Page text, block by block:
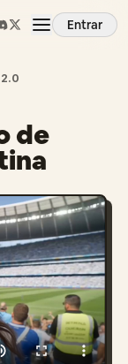
Entrar
2.0
de